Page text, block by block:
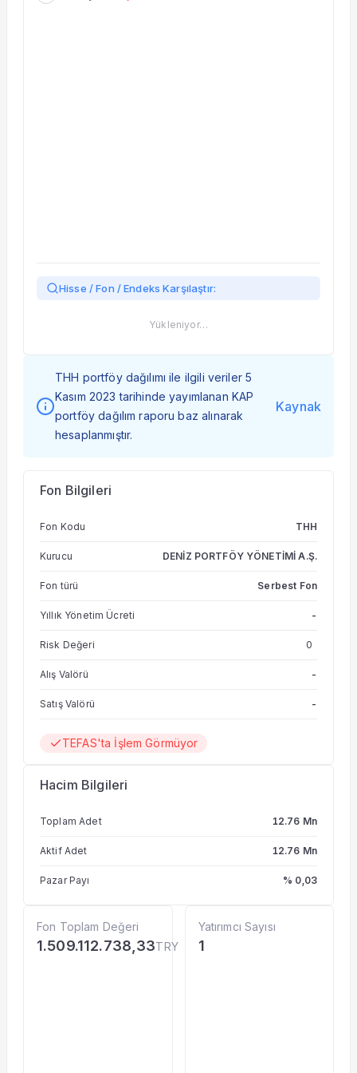
Hisse / Fon / Endeks Karşılaştır:
Yükleniyor…
THH portföy dağılımı ile ilgili veriler 5
Kasım 2023 tarihinde yayımlanan KAP
portföy dağılım raporu baz alınarak
hesaplanmıştır.
Kaynak
Fon Bilgileri
Fon Kodu THH
Kurucu DENİZ PORTFÖY YÖNETİMİ A.Ş.
Fon türü Serbest Fon
Yıllık Yönetim Ücreti -
Risk Değeri 0
Alış Valörü -
Satış Valörü -
TEFAS'ta İşlem Görmüyor
Hacim Bilgileri
Toplam Adet 12.76 Mn
Aktif Adet 12.76 Mn
Pazar Payı % 0,03
Fon Toplam Değeri
1.509.112.738,33TRY
Yatırımcı Sayısı
1